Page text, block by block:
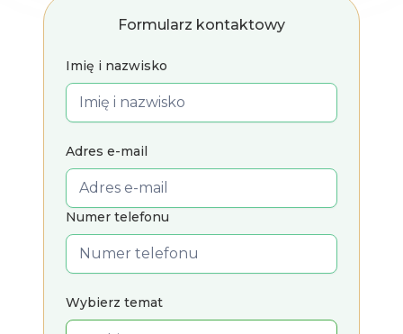
Formularz kontaktowy
Imię i nazwisko
Adres e-mail
Numer telefonu
Wybierz temat